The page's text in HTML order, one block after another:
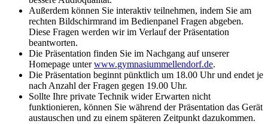
Außerdem können Sie interaktiv teilnehmen, indem Sie am
rechten Bildschirmrand im Bedienpanel Fragen abgeben.
Diese Fragen werden wir im Verlauf der Präsentation
beantworten.
Die Präsentation finden Sie im Nachgang auf unserer
Homepage unterwww.gymnasiummellendorf.de.
Die Präsentation beginnt pünktlich um 18.00 Uhr und endet je
nach Anzahl der Fragen gegen 19.00 Uhr.
Sollte Ihre private Technik wider Erwarten nicht
funktionieren, können Sie während der Präsentation das Gerät
austauschen und zu einem späteren Zeitpunkt dazukommen.